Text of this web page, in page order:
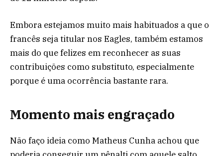
Embora estejamos muito mais habituados a que o
francês seja titular nos Eagles, também estamos
mais do que felizes em reconhecer as suas
contribuições como substituto, especialmente
porque é uma ocorrência bastante rara.
Momento mais engraçado
Não faço ideia como Matheus Cunha achou que